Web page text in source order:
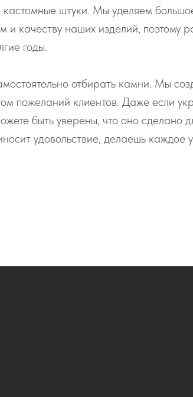
штуки. Мы уделяем
и качеству наших изделий, поэтому
годы.
отбирать камни. Мы
пожеланий клиентов. Даже если
быть уверены, что оно сделано
удовольствие, делаешь каждое